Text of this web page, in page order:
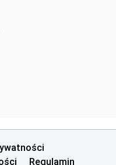
Regulamin